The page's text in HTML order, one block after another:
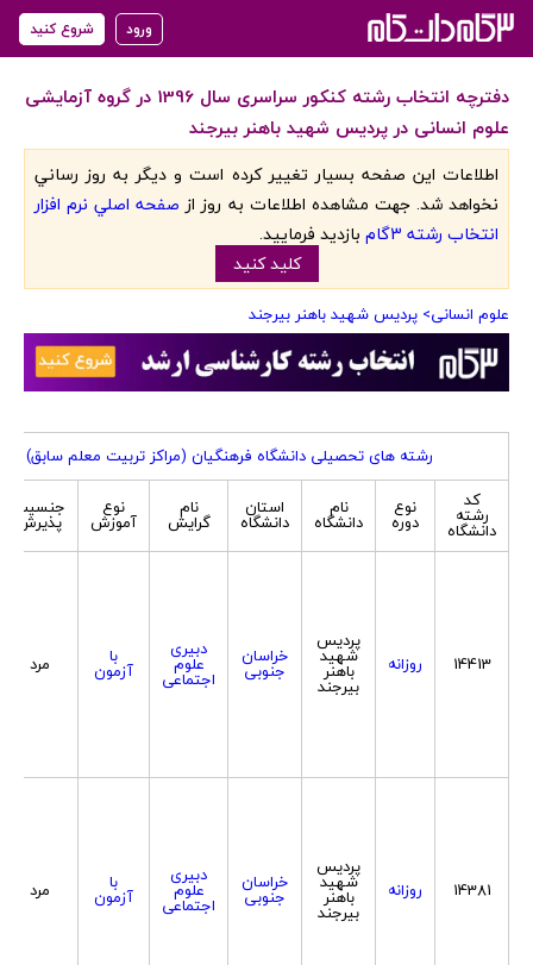
ورود شروع کنید
دفترچه انتخاب رشته کنکور سراسری سال 1396 در گروه آزمایشی
علوم انسانی در پردیس شهید باهنر بیرجند
اطلاعات اين صفحه بسيار تغيير کرده است و ديگر به روز رساني
نخواهد شد. جهت مشاهده اطلاعات به روز از صفحه اصلي نرم افزار
انتخاب رشته 3گام
بازديد فرماييد.
کليد کنيد
علوم انسانی> پردیس شهید باهنر بیرجند
رشته های تحصیلی دانشگاه فرهنگیان (مراکز تربیت معلم سابق) ویژه
کد
رشته
دانشگاه
نوع
دوره
نام
دانشگاه
استان
دانشگاه
نام
گرایش
نوع
آموزش
جنسیت
پذیرش
14413 روزانه
پردیس
شهید
باهنر
بیرجند
خراسان
جنوبی
دبیری
علوم
اجتماعی
با
آزمون مرد
14381 روزانه
پردیس
شهید
باهنر
بیرجند
خراسان
جنوبی
دبیری
علوم
اجتماعی
با
آزمون مرد